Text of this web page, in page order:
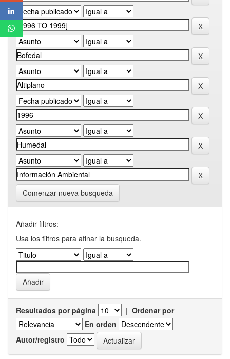
Comenzar nueva busqueda
Añadir filtros:
Usa los filtros para afinar la busqueda.
Resultados por página | Ordenar por
En orden
Autor/registro